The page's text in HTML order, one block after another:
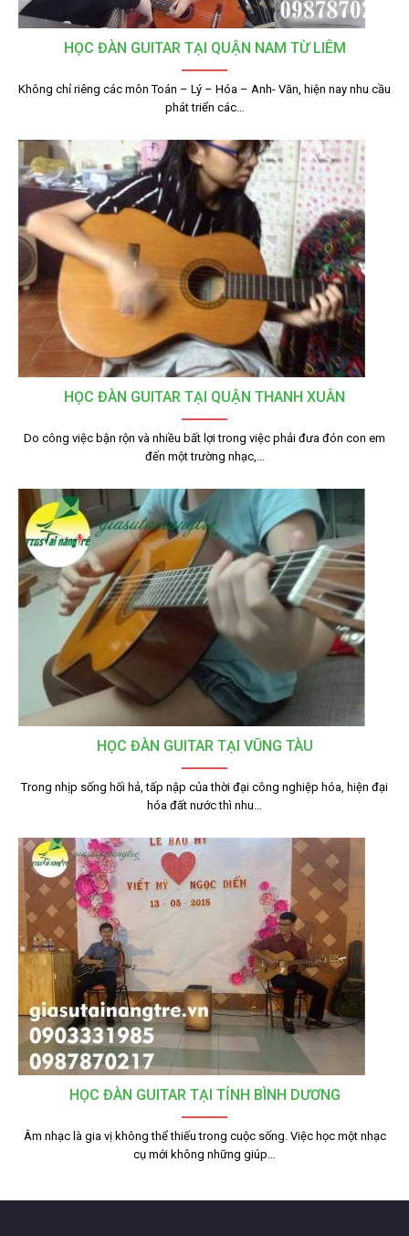
HỌC ĐÀN GUITAR TẠI QUẬN NAM TỪ LIÊM
Không chỉ riêng các môn Toán – Lý – Hóa – Anh- Văn, hiện nay nhu cầu
phát triển các…
HỌC ĐÀN GUITAR TẠI QUẬN THANH XUÂN
Do công việc bận rộn và nhiều bất lợi trong việc phải đưa đón con em
đến một trường nhạc,…
HỌC ĐÀN GUITAR TẠI VŨNG TÀU
Trong nhịp sống hối hả, tấp nập của thời đại công nghiệp hóa, hiện đại
hóa đất nước thì nhu…
HỌC ĐÀN GUITAR TẠI TỈNH BÌNH DƯƠNG
Âm nhạc là gia vị không thể thiếu trong cuộc sống. Việc học một nhạc
cụ mới không những giúp…